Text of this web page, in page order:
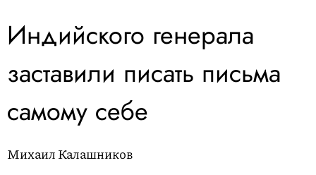
Индийского генерала
заставили писать письма
самому себе
Михаил Калашников